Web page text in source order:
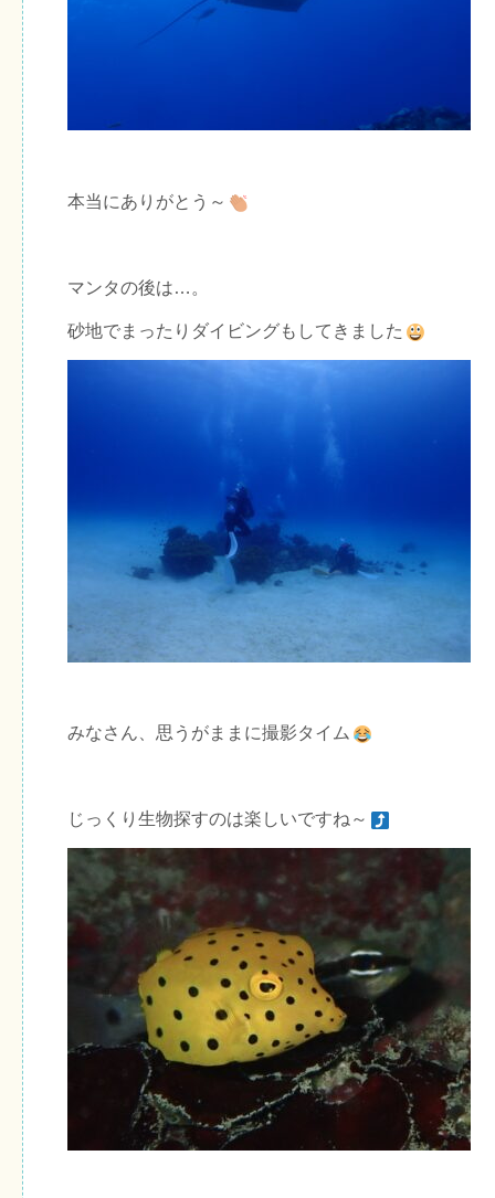
本当にありがとう～
マンタの後は…。
砂地でまったりダイビングもしてきました
みなさん、思うがままに撮影タイム
じっくり生物探すのは楽しいですね～